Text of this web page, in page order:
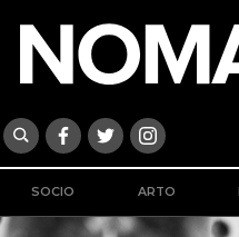
SOCIO ARTO